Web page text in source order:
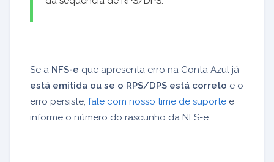
Se a NFS-e que apresenta erro na Conta Azul já
está emitida ou se o RPS/DPS está correto e o
erro persiste, fale com nosso time de suporte e
informe o número do rascunho da NFS-e.